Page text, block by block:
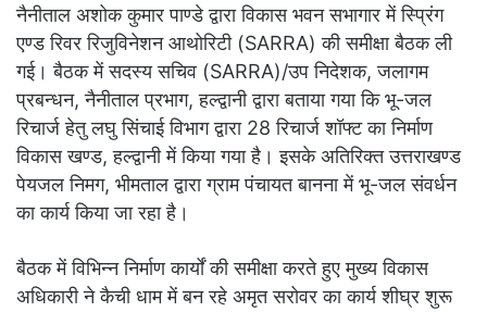
नैनीताल अशोक कुमार पाण्डे द्वारा विकास भवन सभागार में स्प्रिंग
एण्ड रिवर रिजुविनेशन आथोरिटी (SARRA) की समीक्षा बैठक ली
गई। बैठक में सदस्य सचिव (SARRA)/उप निदेशक, जलागम
प्रबन्धन, नैनीताल प्रभाग, हल्द्वानी द्वारा बताया गया कि भू-जल
रिचार्ज हेतु लघु सिंचाई विभाग द्वारा 28 रिचार्ज शॉफ्ट का निर्माण
विकास खण्ड, हल्द्वानी में किया गया है। इसके अतिरिक्त उत्तराखण्ड
पेयजल निमग, भीमताल द्वारा ग्राम पंचायत बानना में भू-जल संवर्धन
का कार्य किया जा रहा है।
बैठक में विभिन्न निर्माण कार्यों की समीक्षा करते हुए मुख्य विकास
अधिकारी ने कैची धाम में बन रहे अमृत सरोवर का कार्य शीघ्र शुरू